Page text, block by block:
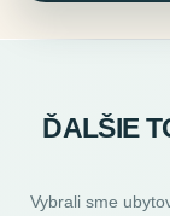
ĎALŠIE
Vybrali sme